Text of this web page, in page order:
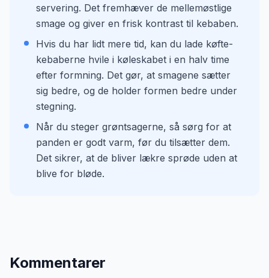
servering. Det fremhæver de mellemøstlige
smage og giver en frisk kontrast til kebaben.
Hvis du har lidt mere tid, kan du lade køfte-
kebaberne hvile i køleskabet i en halv time
efter formning. Det gør, at smagene sætter
sig bedre, og de holder formen bedre under
stegning.
Når du steger grøntsagerne, så sørg for at
panden er godt varm, før du tilsætter dem.
Det sikrer, at de bliver lækre sprøde uden at
blive for bløde.
Kommentarer